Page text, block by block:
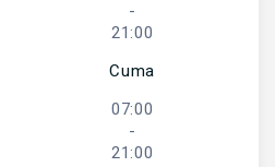
-
21:00
Cuma
07:00
-
21:00